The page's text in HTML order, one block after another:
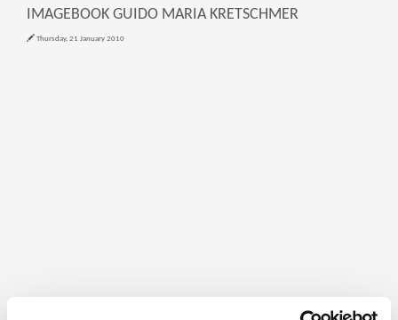
IMAGEBOOK GUIDO MARIA KRETSCHMER
Thursday, 21 January 2010